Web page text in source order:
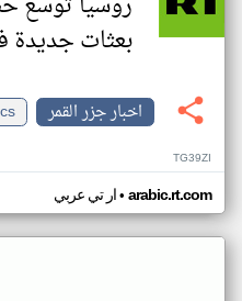
بعثات جديدة في 4 دول
اخبار جزر القمر
TG39ZI
ار تي عربي• arabic.rt.com